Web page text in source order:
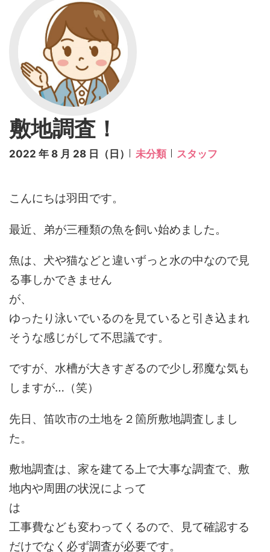
敷地調査！
2022 年 8 月 28 日（日） 未分類 スタッフ
こんにちは羽田です。
最近、弟が三種類の魚を飼い始めました。
魚は、犬や猫などと違いずっと水の中なので見
る事しかできません
が
ゆったり泳いでいるのを見ていると引き込まれ
そうな感じがして不思議です。
ですが、水槽が大きすぎるので少し邪魔な気も
しますが…（笑）
先日、笛吹市の土地を２箇所敷地調査しまし
た。
敷地調査は、家を建てる上で大事な調査で、敷
地内や周囲の状況によって
工事費なども変わってくるので、見て確認する
だけでなく必ず調査が必要です。